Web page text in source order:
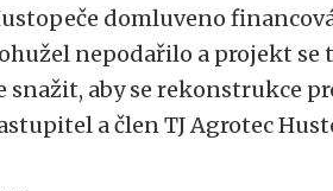
domluveno
nepodařilo a projekt se
snažit, aby se rekonstrukce
a člen TJ Agrotec